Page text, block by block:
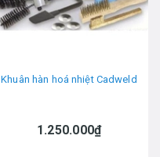
Khuân hàn hoá nhiệt Cadweld
1.250.000₫